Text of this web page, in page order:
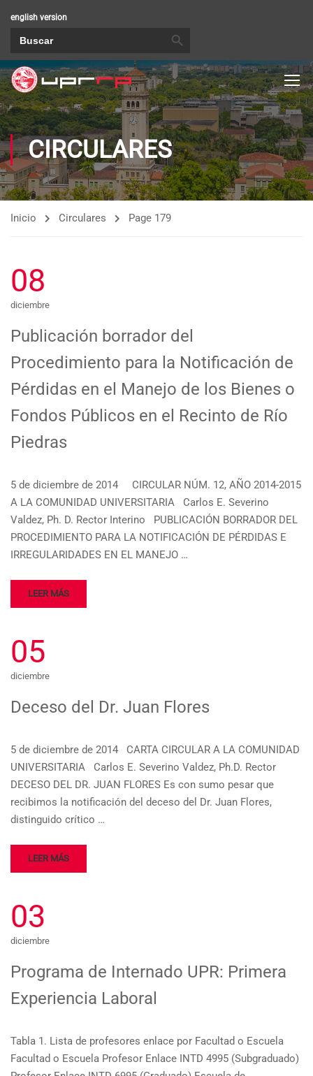
english version
CIRCULARES
Inicio Circulares Page 179
08
diciembre
Publicación borrador del
Procedimiento para la Notificación de
Pérdidas en el Manejo de los Bienes o
Fondos Públicos en el Recinto de Río
Piedras
5 de diciembre de 2014 CIRCULAR NÚM. 12, AÑO 2014-2015
A LA COMUNIDAD UNIVERSITARIA Carlos E. Severino
Valdez, Ph. D. Rector Interino PUBLICACIÓN BORRADOR DEL
PROCEDIMIENTO PARA LA NOTIFICACIÓN DE PÉRDIDAS E
IRREGULARIDADES EN EL MANEJO …
LEER MÁS
05
diciembre
Deceso del Dr. Juan Flores
5 de diciembre de 2014 CARTA CIRCULAR A LA COMUNIDAD
UNIVERSITARIA Carlos E. Severino Valdez, Ph.D. Rector
DECESO DEL DR. JUAN FLORES Es con sumo pesar que
recibimos la notificación del deceso del Dr. Juan Flores,
distinguido crítico …
LEER MÁS
03
diciembre
Programa de Internado UPR: Primera
Experiencia Laboral
Tabla 1. Lista de profesores enlace por Facultad o Escuela
Facultad o Escuela Profesor Enlace INTD 4995 (Subgraduado)